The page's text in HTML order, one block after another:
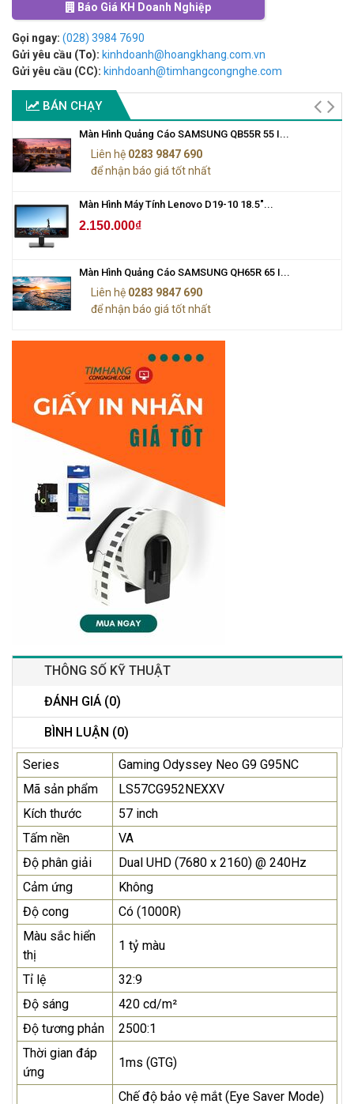
Báo Giá KH Doanh Nghiệp
Gọi ngay: (028) 3984 7690
Gửi yêu cầu (To): kinhdoanh@hoangkhang.com.vn
Gửi yêu cầu (CC): kinhdoanh@timhangcongnghe.com
BÁN CHẠY
Màn Hình Quảng Cáo SAMSUNG QB55R 55 I...
Liên hệ 0283 9847 690
để nhận báo giá tốt nhất
Màn Hình Máy Tính Lenovo D19-10 18.5"...
2.150.000₫
Màn Hình Quảng Cáo SAMSUNG QH65R 65 I...
Liên hệ 0283 9847 690
để nhận báo giá tốt nhất
THÔNG SỐ KỸ THUẬT
ĐÁNH GIÁ (0)
BÌNH LUẬN (0)
Series
Gaming Odyssey Neo G9 G95NC
Mã sản phẩm
LS57CG952NEXXV
Kích thước
57 inch
Tấm nền
VA
Độ phân giải
Dual UHD (7680 x 2160) @ 240Hz
Cảm ứng
Không
Độ cong
Có (1000R)
Màu sắc hiển
thị
1 tỷ màu
Tỉ lệ
32:9
Độ sáng
420 cd/m²
Độ tương phản
2500:1
Thời gian đáp
ứng
1ms (GTG)
Chế độ bảo vệ mắt (Eye Saver Mode)